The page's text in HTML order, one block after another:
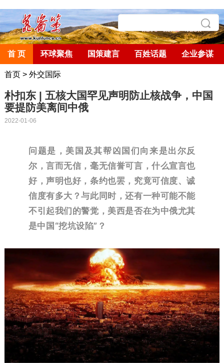
首 页 环球聚焦 国策建言 百姓话题 企业参谋
首页> 外交国际
朴扣东 | 五核大国罕见声明防止核战争，中国
要提防美离间中俄
2022-01-06
问题是，美国及其帮凶国们向来是出尔反
尔，言而无信，毫无信誉可言，什么宣言也
好，声明也好，条约也罢，究竟可信度、诚
信度有多大？与此同时，还有一种可能不能
不引起我们的警觉，美西是否在为中俄尤其
是中国“挖坑设陷”？